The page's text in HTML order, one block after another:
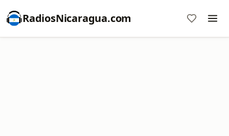
RadiosNicaragua.com